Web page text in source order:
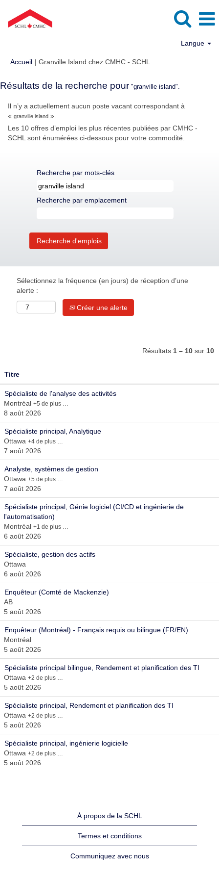
Langue
Accueil | Granville Island chez CMHC - SCHL
Résultats de la recherche pour "granville island".
Il n’y a actuellement aucun poste vacant correspondant à
« granville island ».
Les 10 offres d’emploi les plus récentes publiées par CMHC -
SCHL sont énumérées ci-dessous pour votre commodité.
Recherche par mots-clés
Recherche par emplacement
Sélectionnez la fréquence (en jours) de réception d’une
alerte :
Créer une alerte
Résultats 1 – 10 sur 10
Titre
Spécialiste de l'analyse des activités
Montréal +5 de plus …
8 août 2026
Spécialiste principal, Analytique
Ottawa +4 de plus …
7 août 2026
Analyste, systèmes de gestion
Ottawa +5 de plus …
7 août 2026
Spécialiste principal, Génie logiciel (CI/CD et ingénierie de
l'automatisation)
Montréal +1 de plus …
6 août 2026
Spécialiste, gestion des actifs
Ottawa
6 août 2026
Enquêteur (Comté de Mackenzie)
AB
5 août 2026
Enquêteur (Montréal) - Français requis ou bilingue (FR/EN)
Montréal
5 août 2026
Spécialiste principal bilingue, Rendement et planification des TI
Ottawa +2 de plus …
5 août 2026
Spécialiste principal, Rendement et planification des TI
Ottawa +2 de plus …
5 août 2026
Spécialiste principal, ingénierie logicielle
Ottawa +2 de plus …
5 août 2026
À propos de la SCHL
Termes et conditions
Communiquez avec nous